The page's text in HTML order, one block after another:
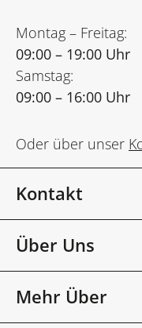
Montag – Freitag:
09:00 – 19:00 Uhr
Samstag:
09:00 – 16:00 Uhr
Oder über unser
Kontakt
Über Uns
Mehr Über